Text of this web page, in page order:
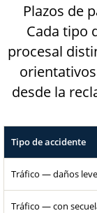
Plazos de
Cada tipo
procesal
desde la
Tipo de accidente
Tráfico — daños
Tráfico — con